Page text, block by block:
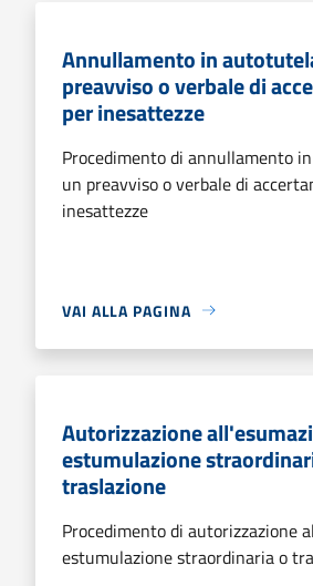
Annullamento in
preavviso o verbale di
per inesattezze
Procedimento di annullamento
un preavviso o verbale di
inesattezze
VAI ALLA PAGINA
Autorizzazione
estumulazione
traslazione
Procedimento di autorizzazione
estumulazione straordinaria o